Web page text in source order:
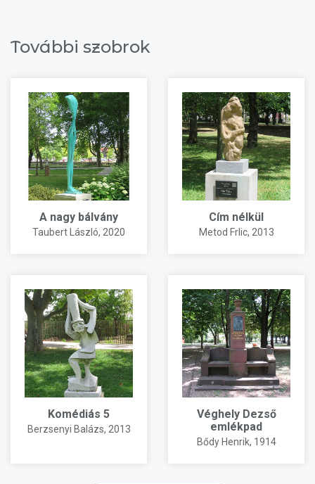
További szobrok
A nagy bálvány
Taubert László, 2020
Cím nélkül
Metod Frlic, 2013
Komédiás 5
Berzsenyi Balázs, 2013
Véghely Dezső
emlékpad
Bődy Henrik, 1914